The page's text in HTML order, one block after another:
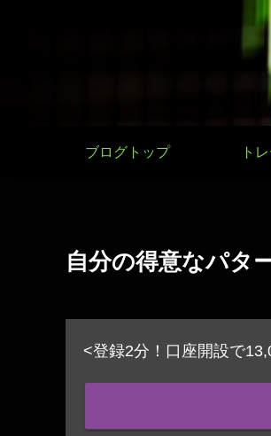
ブログトップ ト
自分の得意なパタ
<登録2分！口座開設で